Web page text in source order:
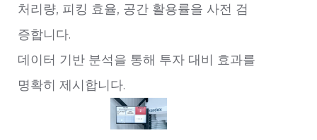
처리량, 피킹 효율, 공간 활용률을 사전 검
증합니다.
데이터 기반 분석을 통해 투자 대비 효과를
명확히 제시합니다.